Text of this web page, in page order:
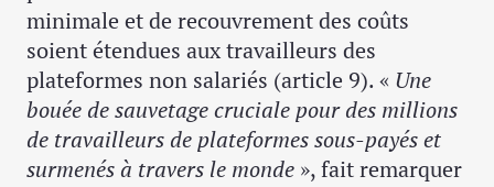
minimale et de recouvrement des coûts
soient étendues aux travailleurs des
plateformes non salariés (article 9). « Une
bouée de sauvetage cruciale pour des millions
de travailleurs de plateformes sous-payés et
surmenés à travers le monde », fait remarquer